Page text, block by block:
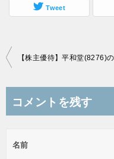
Tweet
投
ビ
ー
コメントを残す
名前